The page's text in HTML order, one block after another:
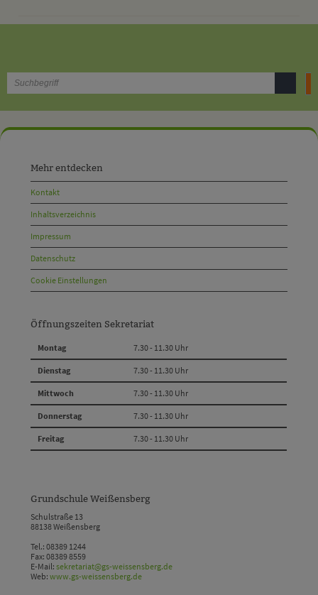
entdecken,
Öffnungszeiten
und
Anschrift
und
Kontakt
Mehr entdecken
Kontakt
Inhaltsverzeichnis
Impressum
Datenschutz
Cookie Einstellungen
Öffnungszeiten Sekretariat
Montag 7.30 - 11.30 Uhr
Dienstag 7.30 - 11.30 Uhr
Mittwoch 7.30 - 11.30 Uhr
Donnerstag 7.30 - 11.30 Uhr
Freitag 7.30 - 11.30 Uhr
Grundschule Weißensberg
Schulstraße 13
88138 Weißensberg
Tel.: 08389 1244
Fax: 08389 8559
E-Mail:sekretariat@gs-weissensberg.de
Web:www.gs-weissensberg.de